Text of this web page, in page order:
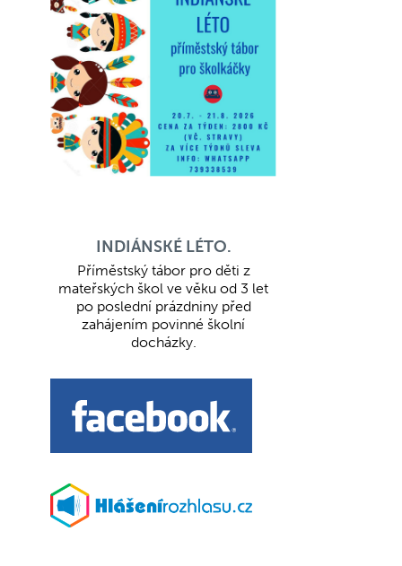
INDIÁNSKÉ LÉTO.
Příměstský tábor pro děti z
mateřských škol ve věku od 3 let
po poslední prázdniny před
zahájením povinné školní
docházky.